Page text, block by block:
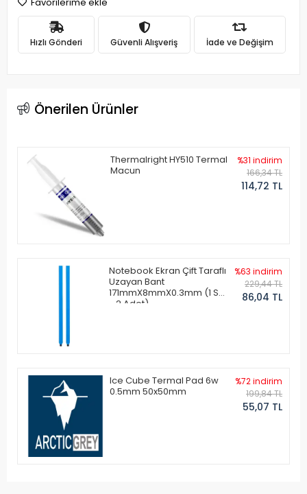
Hızlı Gönderi Güvenli Alışveriş İade ve Değişim
Önerilen Ürünler
Thermalright HY510 Termal
Macun
%31 indirim
166,34 TL
114,72 TL
Notebook Ekran Çift Taraflı
Uzayan Bant
171mmX8mmX0.3mm (1 Set
- 2 Adet)
%63 indirim
229,44 TL
86,04 TL
Ice Cube Termal Pad 6w
0.5mm 50x50mm
%72 indirim
199,84 TL
55,07 TL